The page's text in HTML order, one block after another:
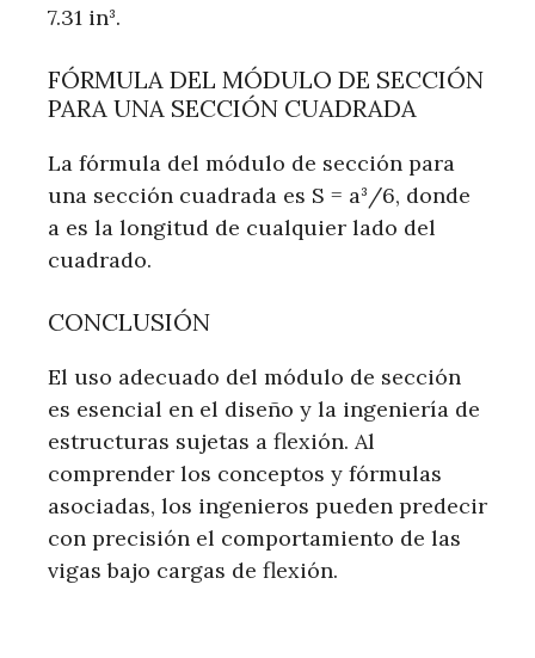
7.31 in³.
FÓRMULA DEL MÓDULO DE SECCIÓN
PARA UNA SECCIÓN CUADRADA
La fórmula del módulo de sección para
una sección cuadrada es S = a³/6, donde
a es la longitud de cualquier lado del
cuadrado.
CONCLUSIÓN
El uso adecuado del módulo de sección
es esencial en el diseño y la ingeniería de
estructuras sujetas a flexión. Al
comprender los conceptos y fórmulas
asociadas, los ingenieros pueden predecir
con precisión el comportamiento de las
vigas bajo cargas de flexión.